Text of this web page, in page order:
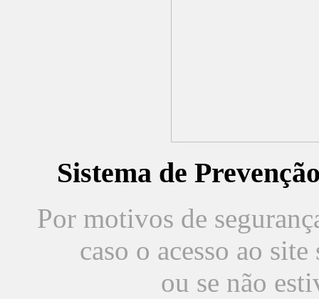
Sistema de
Por motivos de
caso o acesso ao
ou se não